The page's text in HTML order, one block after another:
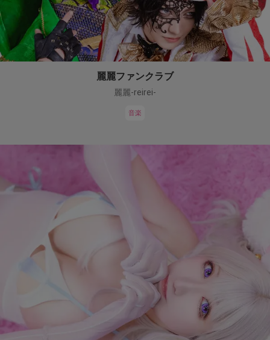
麗麗ファンクラブ
麗麗-reirei-
音楽